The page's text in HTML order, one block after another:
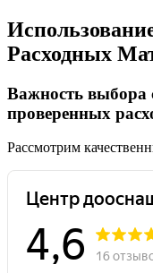
Расходных
Важность выбора
проверенных
Рассмотрим